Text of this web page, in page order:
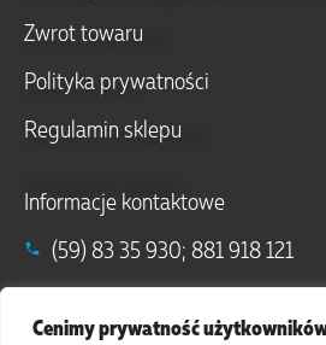
Cenimy prywatność
Zwrot towaru
Polityka prywatności
Regulamin sklepu
Informacje kontaktowe
(59) 83 35 930; 881 918 121
info@komturianatury.pl;